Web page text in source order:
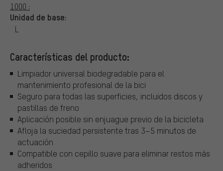
1000 :
Unidad de base:
L
Características del producto:
Limpiador universal biodegradable para el
mantenimiento profesional de la bici
Seguro para todas las superficies, incluidos discos y
pastillas de freno
Aplicación posible sin enjuague previo de la bicicleta
Afloja la suciedad persistente tras 3–5 minutos de
actuación
Compatible con cepillo suave para eliminar restos más
adheridos